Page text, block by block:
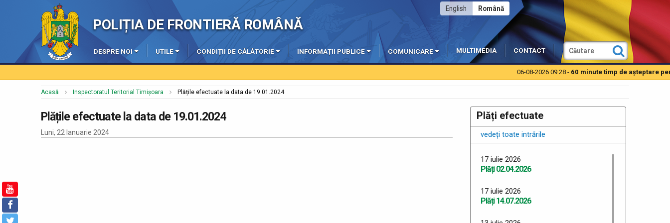
POLIȚIA DE FRONTIERĂ ROMÂNĂ
Română
English
DESPRE NOI UTILE CONDIȚII DE CĂLĂTORIE INFORMAȚII PUBLICE COMUNICARE MULTIMEDIA CONTACT
06-08-2026 09:28 -60 minute timp de aşteptare
Acasă Inspectoratul Teritorial Timișoara Plățile efectuate la data de 19.01.2024
Plățile efectuate la data de 19.01.2024
Luni, 22 Ianuarie 2024
Plăți efectuate
vedeți toate intrările
17 iulie 2026
Plăți 02.04.2026
17 iulie 2026
Plăți 14.07.2026